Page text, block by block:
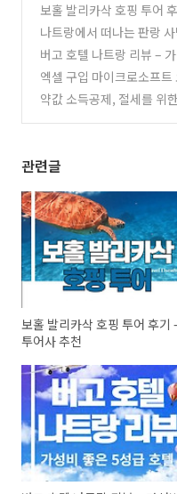
보홀 발리카삭 호핑 투어
나트랑에서 떠나는 판랑
가깝고 알찬 일정
(0)
버고 호텔 나트랑 리뷰 –
(0)
엑셀 구입 마이크로소프
와 스튜던트 비교 (0)
약값 소득공제, 절세를 위
관련글
보홀 발리카삭 호핑 투어 후기
투어사 추천